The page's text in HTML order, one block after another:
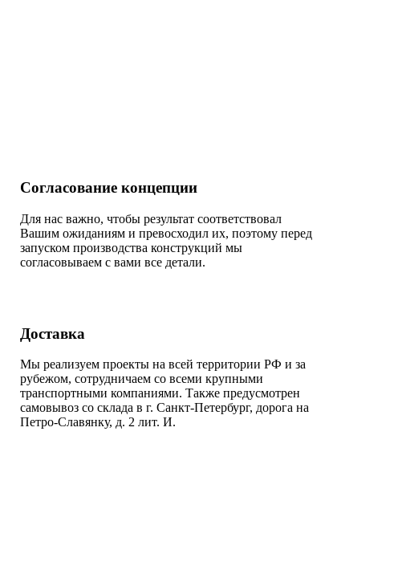
Согласование концепции
Для нас важно, чтобы результат соответствовал
Вашим ожиданиям и превосходил их, поэтому перед
запуском производства конструкций мы
согласовываем с вами все детали.
Доставка
Мы реализуем проекты на всей территории РФ и за
рубежом, сотрудничаем со всеми крупными
транспортными компаниями. Также предусмотрен
самовывоз со склада в г. Санкт-Петербург, дорога на
Петро-Славянку, д. 2 лит. И.